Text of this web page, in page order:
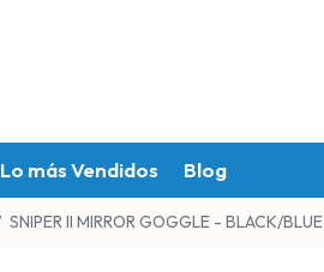
Lo más Vendidos Blog
SNIPER II MIRROR GOGGLE - BLACK/BLUE